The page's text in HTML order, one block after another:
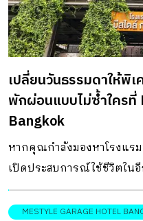
เปลี่ยนวันธรรมดาให้พิ
พักผ่อนแบบไม่ซ้ำใคร
Bangkok
หากคุณกำลังมองหาโรงแร
เปิดประสบการณ์ใช้ชีวิตใน
Garage Hotel Bangkok คื
และเปิดประสบการณ์ใหม่ ๆ
MESTYLE GARAGE HOTEL